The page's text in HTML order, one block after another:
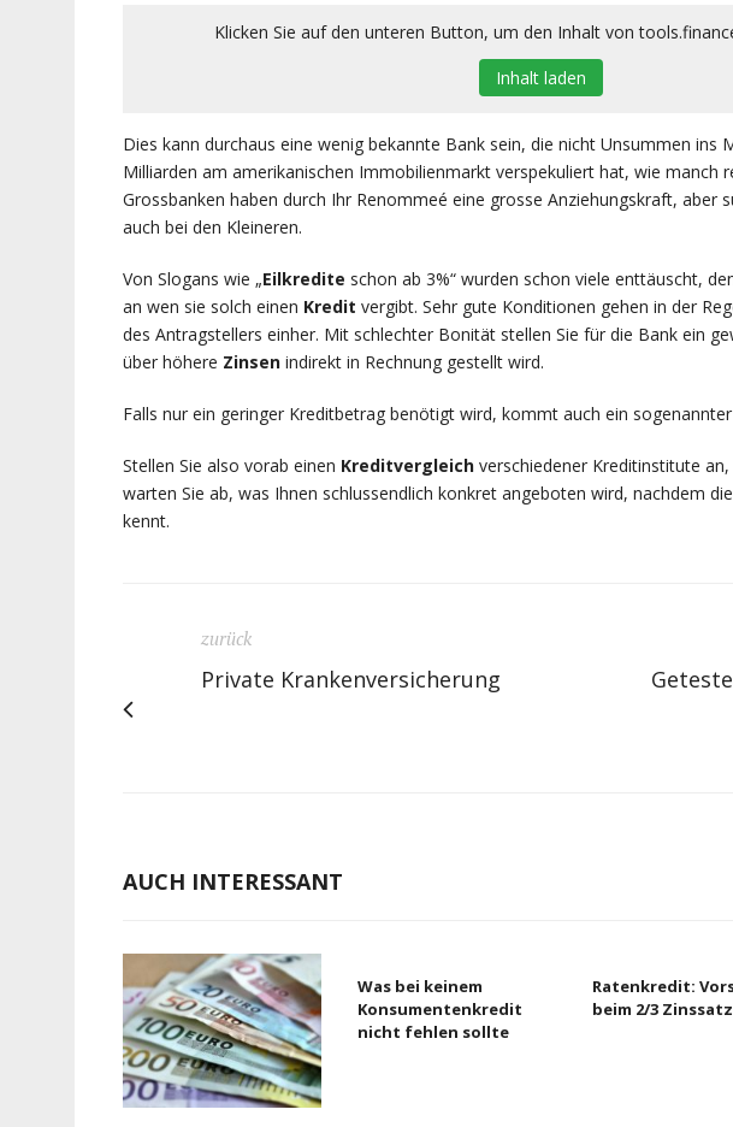
Klicken Sie auf den unteren Button, um den Inhalt von
Inhalt laden
Dies kann durchaus eine wenig bekannte Bank sein, die nicht Unsummen ins
Milliarden am amerikanischen Immobilienmarkt verspekuliert hat, wie manch
Grossbanken haben durch Ihr Renommeé eine grosse Anziehungskraft, aber
auch bei den Kleineren.
Von Slogans wie „Eilkredite schon ab 3%“ wurden schon viele enttäuscht,
an wen sie solch einen Kredit vergibt. Sehr gute Konditionen gehen in der
des Antragstellers einher. Mit schlechter Bonität stellen Sie für die Bank ein
über höhere Zinsen indirekt in Rechnung gestellt wird.
Falls nur ein geringer Kreditbetrag benötigt wird, kommt auch ein
Stellen Sie also vorab einen Kreditvergleich verschiedener Kreditinstitute
warten Sie ab, was Ihnen schlussendlich konkret angeboten wird, nachdem
kennt.
zurück
Private Krankenversicherung
AUCH INTERESSANT
Was bei keinem
Konsumentenkredit
nicht fehlen sollte
Ratenkredit:
beim 2/3 Zinssatz